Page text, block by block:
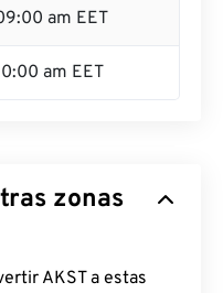
am EET
am EET
zonas
AKST a estas